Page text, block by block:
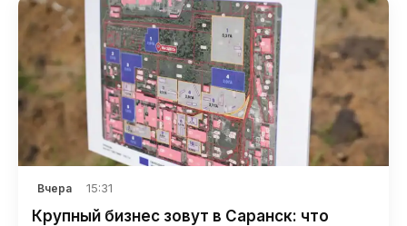
Вчера 15:31
Крупный бизнес зовут в Саранск: что